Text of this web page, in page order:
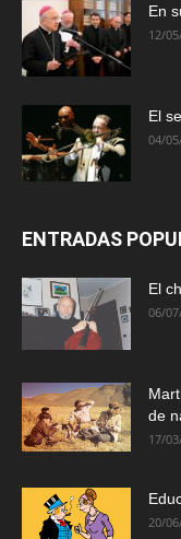
En
12/
El
04/
ENTRADAS
El
06/
de
17/
20/